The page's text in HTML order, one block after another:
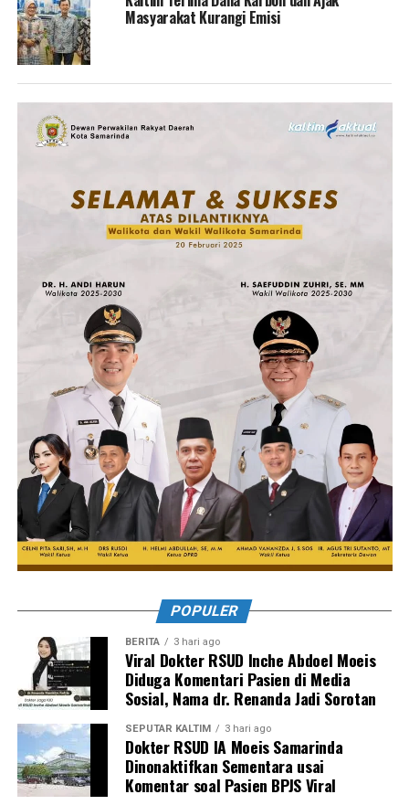
Masyarakat Kurangi Emisi
POPULER
BERITA 3 hari ago
Viral Dokter RSUD Inche Abdoel Moeis
Diduga Komentari Pasien di Media
Sosial, Nama dr. Renanda Jadi Sorotan
SEPUTAR KALTIM 3 hari ago
Dokter RSUD IA Moeis Samarinda
Dinonaktifkan Sementara usai
Komentar soal Pasien BPJS Viral